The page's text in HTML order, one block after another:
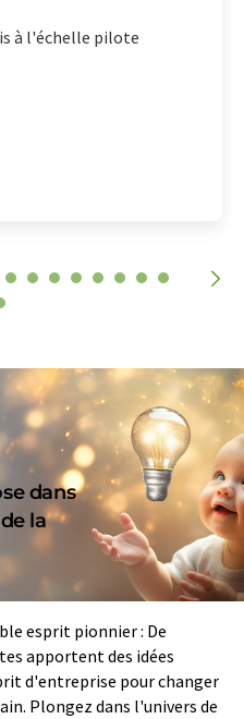
à l'échelle pilote
dans
la
esprit pionnier : De
apportent des idées
d'entreprise pour changer
Plongez dans l'univers de